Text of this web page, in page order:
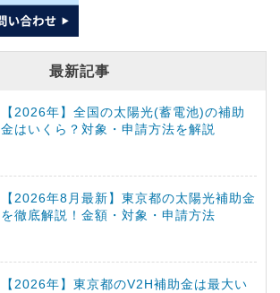
最新記事
【2026年】全国の太陽光(蓄電池)の補助
金はいくら？対象・申請方法を解説
【2026年8月最新】東京都の太陽光補助金
を徹底解説！金額・対象・申請方法
【2026年】東京都のV2H補助金は最大い